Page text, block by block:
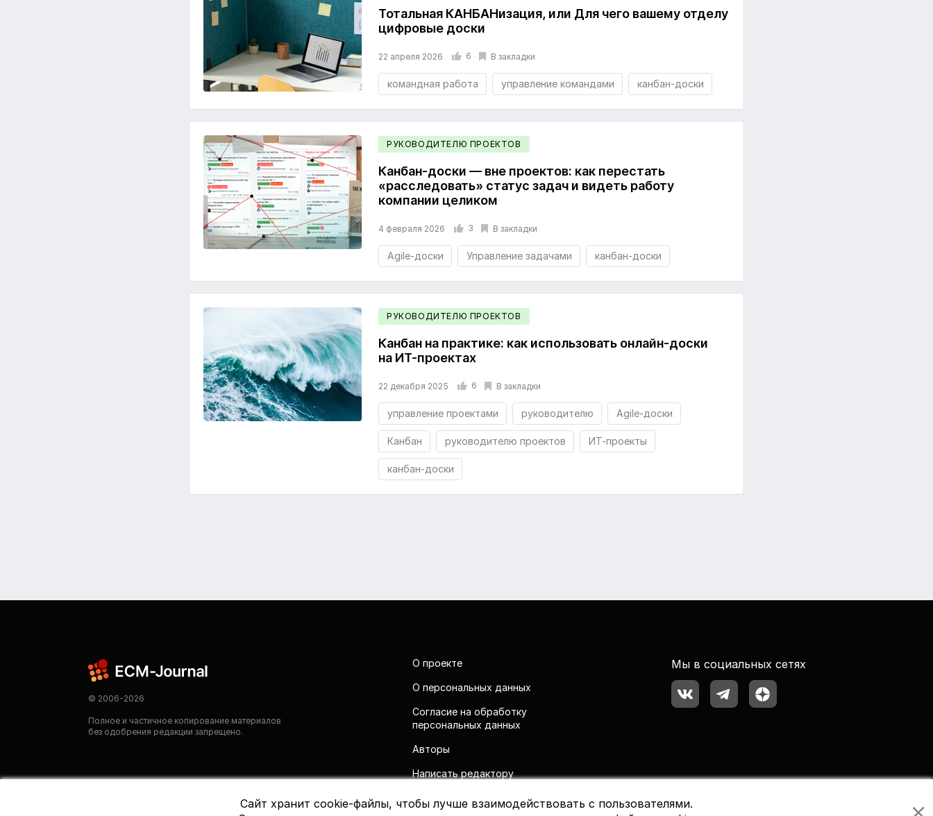
Тотальная КАНБАНизация, или Для чего вашему отделу
цифровые доски
22 апреля 2026 6 В закладки
командная работа управление командами канбан-доски
РУКОВОДИТЕЛЮ ПРОЕКТОВ
Канбан-доски — вне проектов: как перестать
«расследовать» статус задач и видеть работу
компании целиком
4 февраля 2026 3 В закладки
Agile-доски Управление задачами канбан-доски
РУКОВОДИТЕЛЮ ПРОЕКТОВ
Канбан на практике: как использовать онлайн-доски
на ИТ-проектах
22 декабря 2025 6 В закладки
управление проектами руководителю Agile-доски
Канбан руководителю проектов ИТ-проекты
канбан-доски
© 2006-2026
Полное и частичное копирование материалов
без одобрения редакции запрещено.
О проекте
О персональных данных
Согласие на обработку
персональных данных
Авторы
Написать редактору
Мы в социальных сетях
Сайт хранит cookie-файлы, чтобы лучше взаимодействовать с пользователями.